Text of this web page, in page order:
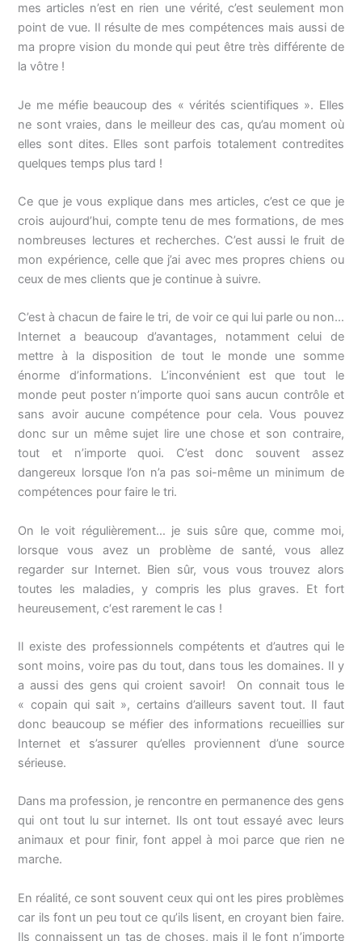
mes articles n’est en rien une vérité, c’est seulement mon
point de vue. Il résulte de mes compétences mais aussi de
ma propre vision du monde qui peut être très différente de
la vôtre !
Je me méfie beaucoup des « vérités scientifiques ». Elles
ne sont vraies, dans le meilleur des cas, qu’au moment où
elles sont dites. Elles sont parfois totalement contredites
quelques temps plus tard !
Ce que je vous explique dans mes articles, c’est ce que je
crois aujourd’hui, compte tenu de mes formations, de mes
nombreuses lectures et recherches. C’est aussi le fruit de
mon expérience, celle que j’ai avec mes propres chiens ou
ceux de mes clients que je continue à suivre.
C’est à chacun de faire le tri, de voir ce qui lui parle ou non…
Internet a beaucoup d’avantages, notamment celui de
mettre à la disposition de tout le monde une somme
énorme d’informations. L’inconvénient est que tout le
monde peut poster n’importe quoi sans aucun contrôle et
sans avoir aucune compétence pour cela. Vous pouvez
donc sur un même sujet lire une chose et son contraire,
tout et n’importe quoi. C’est donc souvent assez
dangereux lorsque l’on n’a pas soi-même un minimum de
compétences pour faire le tri.
On le voit régulièrement… je suis sûre que, comme moi,
lorsque vous avez un problème de santé, vous allez
regarder sur Internet. Bien sûr, vous vous trouvez alors
toutes les maladies, y compris les plus graves. Et fort
heureusement, c‘est rarement le cas !
Il existe des professionnels compétents et d’autres qui le
sont moins, voire pas du tout, dans tous les domaines. Il y
a aussi des gens qui croient savoir! On connait tous le
« copain qui sait », certains d’ailleurs savent tout. Il faut
donc beaucoup se méfier des informations recueillies sur
Internet et s’assurer qu’elles proviennent d’une source
sérieuse.
Dans ma profession, je rencontre en permanence des gens
qui ont tout lu sur internet. Ils ont tout essayé avec leurs
animaux et pour finir, font appel à moi parce que rien ne
marche.
En réalité, ce sont souvent ceux qui ont les pires problèmes
car ils font un peu tout ce qu’ils lisent, en croyant bien faire.
Ils connaissent un tas de choses, mais il le font n’importe